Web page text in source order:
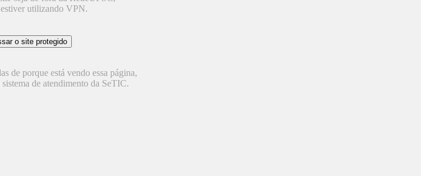
utilizando VPN.
de porque está vendo essa página,
de atendimento da SeTIC.